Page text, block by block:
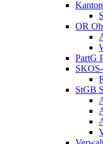
OR
PartG
StGB